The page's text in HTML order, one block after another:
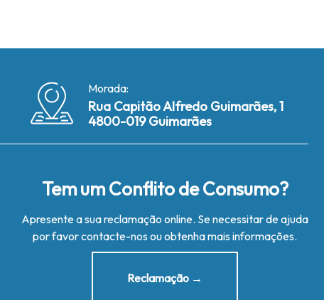
Morada:
Rua Capitão Alfredo Guimarães, 1
4800-019 Guimarães
Tem um Conflito de Consumo?
Apresente a sua reclamação online. Se necessitar de ajuda
por favor contacte-nos ou obtenha mais informações.
Reclamação →